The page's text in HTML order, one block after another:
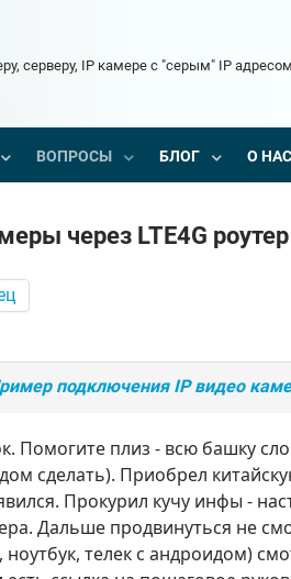
серверу, IP камере с "серым" IP адресом
ВОПРОСЫ БЛОГ О НАС
через LTE4G
подключения IP видео
Помогите плиз - всю башку
сделать). Приобрел
Прокурил кучу инфы -
Дальше продвинуться не
ноутбук, телек с андроидом)